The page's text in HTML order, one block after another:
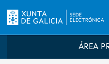
Logo da Sede
ÁREA